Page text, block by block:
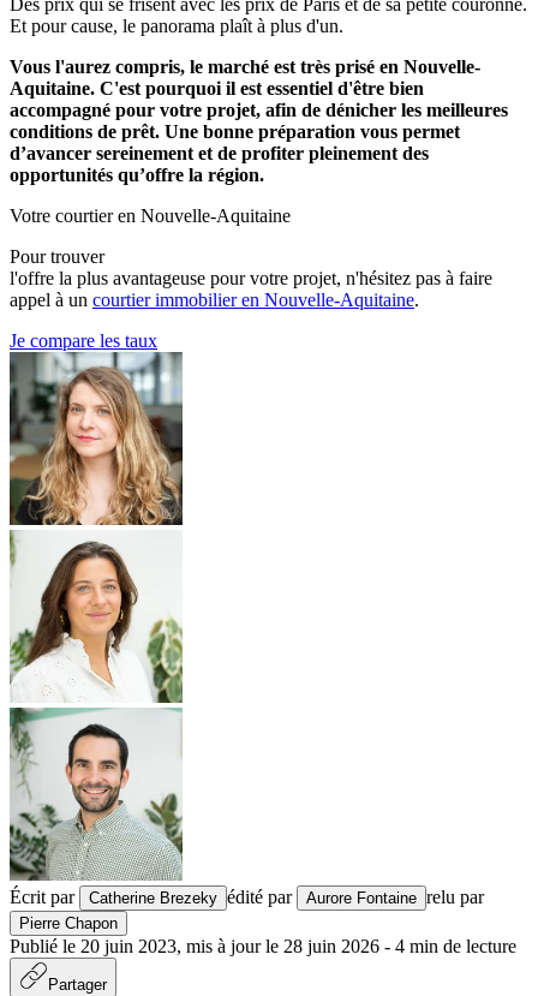
Des prix qui se frisent avec les prix de Paris et de sa petite couronne.
Et pour cause, le panorama plaît à plus d'un.
Vous l'aurez compris, le marché est très prisé en Nouvelle-
Aquitaine. C'est pourquoi il est essentiel d'être bien
accompagné pour votre projet, afin de dénicher les meilleures
conditions de prêt. Une bonne préparation vous permet
d’avancer sereinement et de profiter pleinement des
opportunités qu’offre la région.
Votre courtier en Nouvelle-Aquitaine
Pour trouver
l'offre la plus avantageuse pour votre projet, n'hésitez pas à faire
appel à un courtier immobilier en Nouvelle-Aquitaine.
Je compare les taux
Écrit par Catherine Brezeky édité par Aurore Fontaine relu par
Pierre Chapon
Publié le 20 juin 2023, mis à jour le 28 juin 2026 - 4 min de lecture
Partager